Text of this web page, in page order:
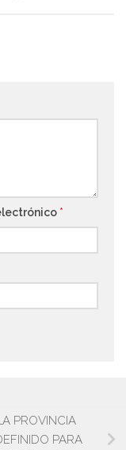
*
PROVINCIA
PARA